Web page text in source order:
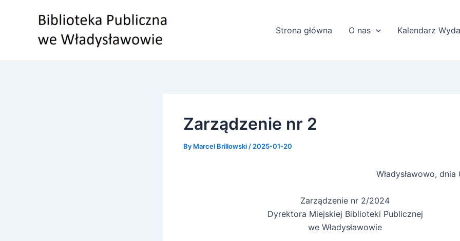
Strona główna O nas Kalendarz
Zarządzenie nr 2
By Marcel Brillowski / 2025-01-20
Władysławowo,
Zarządzenie nr 2/2024
Dyrektora Miejskiej Biblioteki Publicznej
we Władysławowie